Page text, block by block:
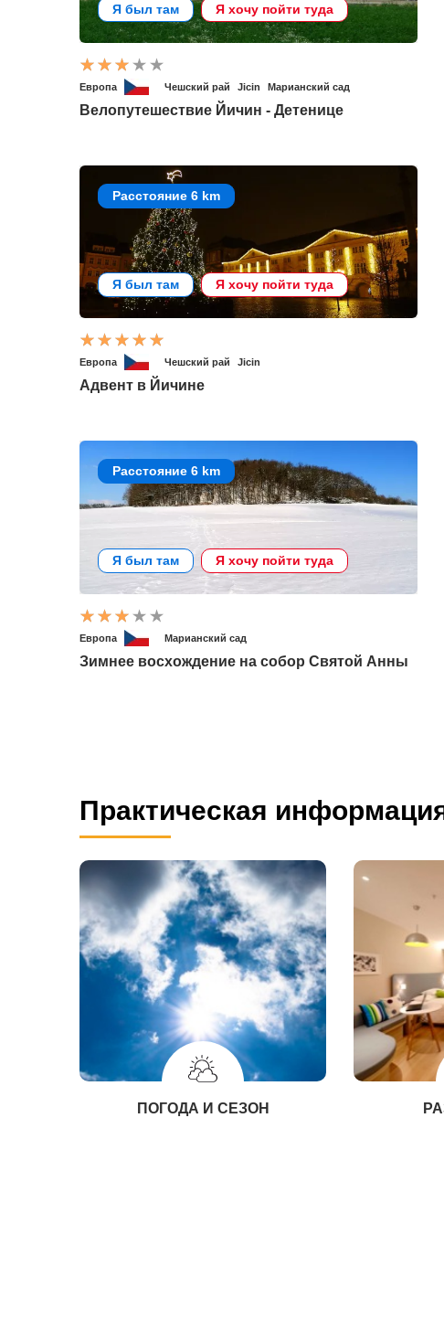
Я был там Я хочу пойти туда
Европа Чешский рай Jicin Марианский сад
Велопутешествие Йичин - Детенице
Расстояние 6 km
Я был там Я хочу пойти туда
Европа Чешский рай Jicin
Адвент в Йичине
Расстояние 6 km
Я был там Я хочу пойти туда
Европа Марианский сад
Зимнее восхождение на собор Святой Анны
Практическая
ПОГОДА И СЕЗОН